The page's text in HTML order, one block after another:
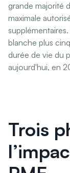
grande majorité
maximale
blanche plus
durée de vie du
aujourd'hui, en
Trois